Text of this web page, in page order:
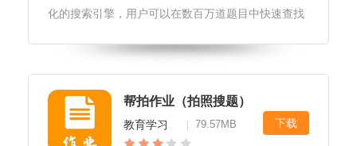
化的搜索引擎，用户可以在数百万道题目中快速查找
程，帮助学生更好地理解和学习。此外，全能搜题还
支持拍照识别和语音搜索，让用户
帮拍作业（拍照搜题）
教育学习 79.57MB 下载